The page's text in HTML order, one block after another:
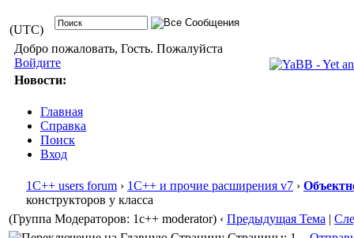
(UTC)
Добро пожаловать, Гость. Пожалуйста
Войдите
Новости:
Главная
Справка
Поиск
Вход
1С++ users forum › 1С++ и прочие расширения v7 ›
конструкторов у класса
(Группа Модераторов: 1c++ moderator) ‹ Предыдущая Тема |